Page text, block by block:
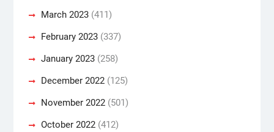
March 2023(411)
February 2023(337)
January 2023(258)
December 2022(125)
November 2022(501)
October 2022(412)